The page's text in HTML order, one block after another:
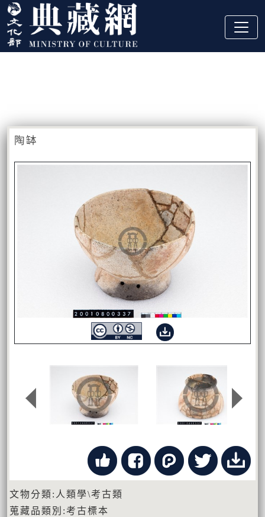
跳到主要內容
:::
陶缽
文物分類:人類學\考古類
蒐藏品類別:考古標本